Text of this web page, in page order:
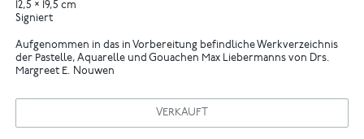
12,5 × 19,5 cm
Signiert
Aufgenommen in das in Vorbereitung befindliche Werkverzeichnis
der Pastelle, Aquarelle und Gouachen Max Liebermanns von Drs.
Margreet E. Nouwen
VERKAUFT